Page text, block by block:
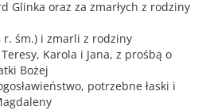
Glinka oraz za zmarłych z rodziny
r. śm.) i zmarli z rodziny
Karola i Jana, z prośbą o
Bożej
potrzebne łaski i